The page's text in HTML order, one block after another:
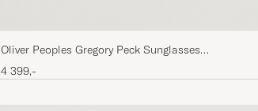
Oliver Peoples Gregory Peck Sunglasses
Black/Midnight
4 399,-